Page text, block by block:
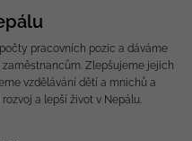
pracovních pozic a dáváme
Zlepšujeme jejich
vzdělávání dětí a mnichů a
a lepší život v Nepálu.